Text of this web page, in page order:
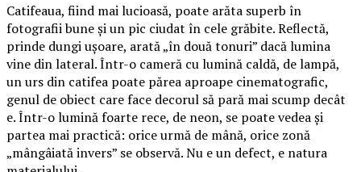
Catifeaua, fiind mai lucioasă, poate arăta superb în
fotografii bune și un pic ciudat în cele grăbite. Reflectă,
prinde dungi ușoare, arată „în două tonuri” dacă lumina
vine din lateral. Într-o cameră cu lumină caldă, de lampă,
un urs din catifea poate părea aproape cinematografic,
genul de obiect care face decorul să pară mai scump decât
e. Într-o lumină foarte rece, de neon, se poate vedea și
partea mai practică: orice urmă de mână, orice zonă
„mângâiată invers” se observă. Nu e un defect, e natura